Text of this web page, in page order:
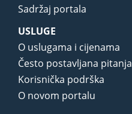
Sadržaj portala
USLUGE
O uslugama i cijenama
Često postavljana pitanja
Korisnička podrška
O novom portalu